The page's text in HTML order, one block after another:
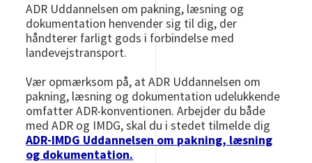
ADR Uddannelsen om pakning, læsning og
dokumentation henvender sig til dig, der
håndterer farligt gods i forbindelse med
landevejstransport.
Vær opmærksom på, at ADR Uddannelsen om
pakning, læsning og dokumentation udelukkende
omfatter ADR-konventionen. Arbejder du både
med ADR og IMDG, skal du i stedet tilmelde dig
ADR-IMDG Uddannelsen om pakning, læsning
og dokumentation.